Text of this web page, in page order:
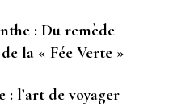
: Du remède
la « Fée Verte »
: l’art de voyager